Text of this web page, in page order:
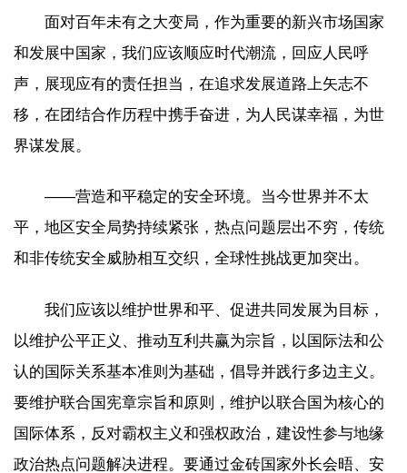
面对百年未有之大变局，作为重要的新兴市场国家
和发展中国家，我们应该顺应时代潮流，回应人民呼
声，展现应有的责任担当，在追求发展道路上矢志不
移，在团结合作历程中携手奋进，为人民谋幸福，为世
界谋发展。
——营造和平稳定的安全环境。当今世界并不太
平，地区安全局势持续紧张，热点问题层出不穷，传统
和非传统安全威胁相互交织，全球性挑战更加突出。
我们应该以维护世界和平、促进共同发展为目标，
以维护公平正义、推动互利共赢为宗旨，以国际法和公
认的国际关系基本准则为基础，倡导并践行多边主义。
要维护联合国宪章宗旨和原则，维护以联合国为核心的
国际体系，反对霸权主义和强权政治，建设性参与地缘
政治热点问题解决进程。要通过金砖国家外长会晤、安